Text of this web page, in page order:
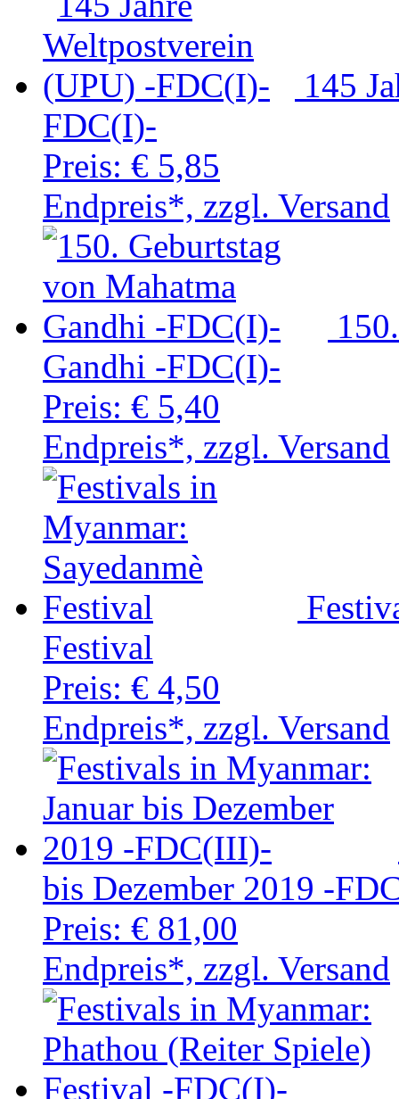
145
FDC(I)-
Preis: € 5,85
Endpreis*, zzgl. Versand
Gandhi -FDC(I)-
Preis: € 5,40
Endpreis*, zzgl. Versand
Festival
Preis: € 4,50
Endpreis*, zzgl. Versand
bis Dezember 2019 -
Preis: € 81,00
Endpreis*, zzgl. Versand